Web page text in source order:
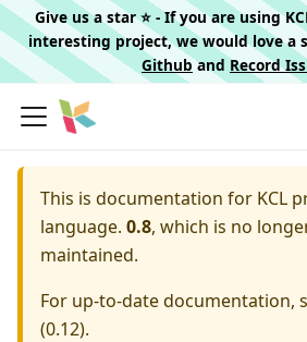
Give us a star ⭐️ - If you are using
interesting project, we would love a
Githuband Record
This is documentation for KCL
language. 0.8, which is no
maintained.
For up-to-date documentation,
(0.12).